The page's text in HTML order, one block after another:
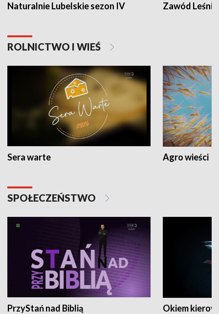
Naturalnie Lubelskie sezon IV Zawód Leśnik
ROLNICTWO I WIEŚ
Sera warte Agro wieści
SPOŁECZEŃSTWO
PrzyStań nad Biblią Okiem